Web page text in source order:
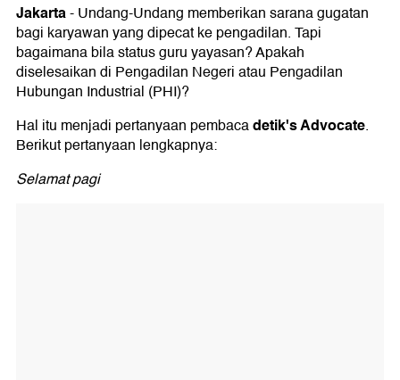
Jakarta-Undang-Undang memberikan sarana gugatan
bagi karyawan yang dipecat ke pengadilan. Tapi
bagaimana bila status guru yayasan? Apakah
diselesaikan di Pengadilan Negeri atau Pengadilan
Hubungan Industrial (PHI)?
Hal itu menjadi pertanyaan pembacadetik's Advocate.
Berikut pertanyaan lengkapnya:
Selamat pagi